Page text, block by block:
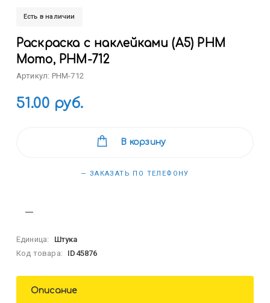
Есть в наличии
Раскраска с наклейками (А5) РНМ
Мото, РНМ-712
Артикул: РНМ-712
51.00 руб.
В корзину
— ЗАКАЗАТЬ ПО ТЕЛЕФОНУ
Единица:
Штука
Код товара:
ID45876
Описание